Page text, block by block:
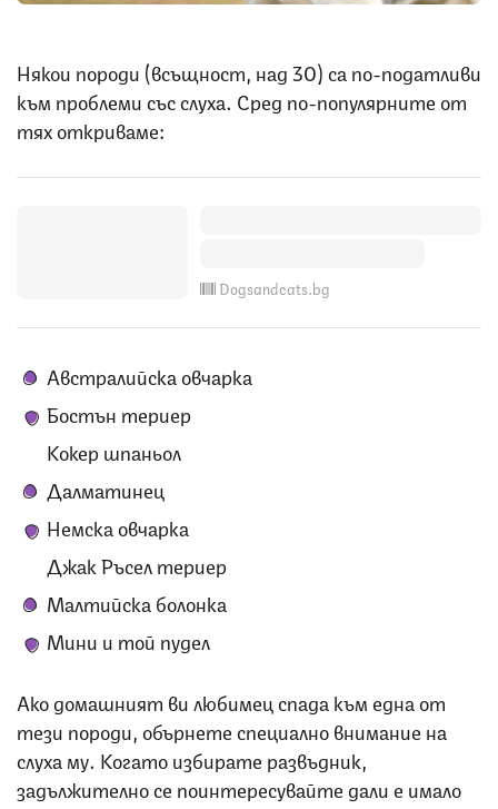
Някои породи (всъщност, над 30) са по-податливи
към проблеми със слуха. Сред по-популярните от
тях откриваме:
Dogsandcats.bg
Австралийска овчарка
Бостън териер
Кокер шпаньол
Далматинец
Немска овчарка
Джак Ръсел териер
Малтийска болонка
Мини и той пудел
Ако домашният ви любимец спада към една от
тези породи, обърнете специално внимание на
слуха му. Когато избирате развъдник,
задължително се поинтересувайте дали е имало